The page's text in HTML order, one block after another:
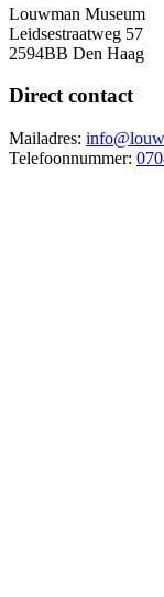
Louwman Museum
Leidsestraatweg 57
2594BB Den Haag
Direct contact
Mailadres:
Telefoonnummer: